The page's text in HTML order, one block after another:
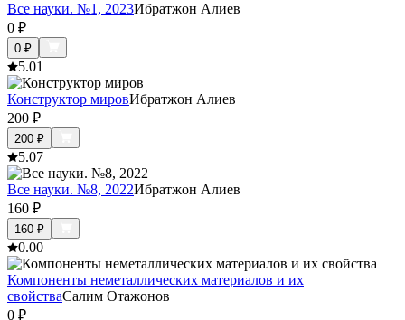
Все науки. №1, 2023Ибратжон Алиев
0 ₽
0 ₽
5.01
Конструктор мировИбратжон Алиев
200 ₽
200 ₽
5.07
Все науки. №8, 2022Ибратжон Алиев
160 ₽
160 ₽
0.00
Компоненты неметаллических материалов и их
свойстваСалим Отажонов
0 ₽